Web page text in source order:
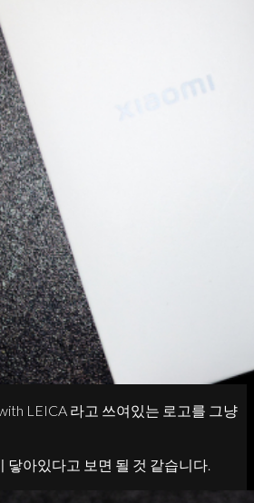
LEICA 라고 쓰여있는 로고를 그냥
닿아있다고 보면 될 것 같습니다.